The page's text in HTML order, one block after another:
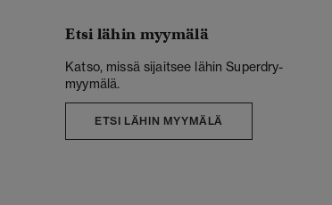
Etsi lähin myymälä
Katso, missä sijaitsee lähin Superdry-
myymälä.
ETSI LÄHIN MYYMÄLÄ